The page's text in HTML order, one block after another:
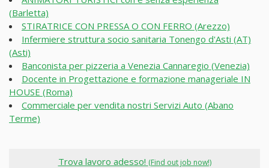
(Barletta)
STIRATRICE CON PRESSA O CON FERRO (Arezzo)
Infermiere struttura socio sanitaria Tonengo d'Asti (AT)
(Asti)
Banconista per pizzeria a Venezia Cannaregio (Venezia)
Docente in Progettazione e formazione manageriale IN
HOUSE (Roma)
Commerciale per vendita nostri Servizi Auto (Abano
Terme)
Trova lavoro adesso! (Find out job now!)